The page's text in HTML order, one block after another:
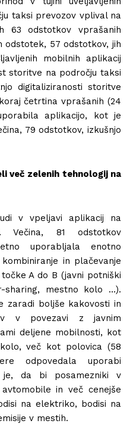
taksi prevozov vplival na
63 odstotkov vprašanih
odstotek, 57 odstotkov, jih
mobilnih aplikacij
storitve na področju taksi
digitaliziranosti storitve
četrtina vprašanih (24
aplikacijo, kot je
79 odstotkov, izkušnjo
več zelenih tehnologij na
v vpeljavi aplikacij na
Večina, 81 odstotkov
uporabljala enotno
in plačevanje
A do B (javni potniški
sharing, mestno kolo …).
zaradi boljše kakovosti in
v povezavi z javnim
deljene mobilnosti, kot
več kot polovica (58
odpovedala uporabi
je, da bi posamezniki v
in več cenejše
na elektriko, bodisi na
v mestih.